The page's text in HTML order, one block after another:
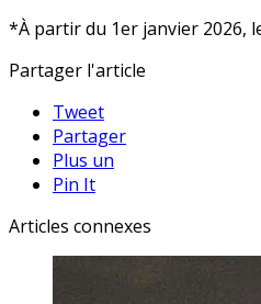
*À partir du 1er janvier 2026,
Partager l'article
Tweet
Partager
Plus un
Pin It
Articles connexes